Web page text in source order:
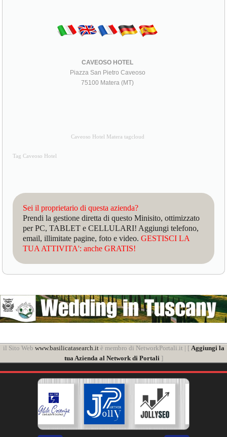
CAVEOSO HOTEL
Piazza San Pietro Caveoso
75100 Matera (MT)
Caveoso Hotel Matera tagcloud
Tag Caveoso Hotel
Sei il proprietario di questa azienda?
Prendi la gestione diretta di questo Minisito, ottimizzato
per PC, TABLET e CELLULARI! Aggiungi telefono,
email, illimitate pagine, foto e video.GESTISCI LA
TUA ATTIVITA': anche GRATIS!
il Sito Web www.basilicatasearch.itè membro di NetworkPortali.it | [ Aggiungi la
tua Azienda al Network di Portali]